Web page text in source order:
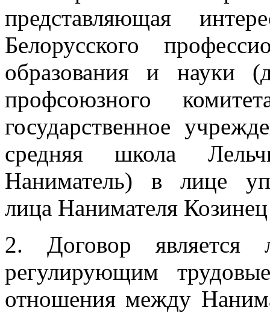
представляющая
Белорусского
образования и науки
профсоюзного
государственное
средняя школа
Наниматель) в лице
лица Нанимателя
2. Договор является
регулирующим
отношения между